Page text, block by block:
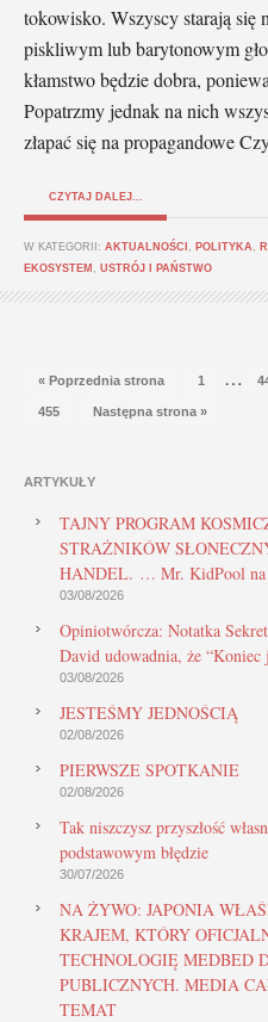
tokowisko. Wszyscy starają się
piskliwym lub barytonowym
kłamstwo będzie dobra,
Popatrzmy jednak na nich
złapać się na propagandowe
CZYTAJ DALEJ...
W KATEGORII: AKTUALNOŚCI POLITYKA
EKOSYSTEM
USTRÓJ I PAŃSTWO
« Poprzednia strona 1 …
455 Następna strona »
ARTYKUŁY
TAJNY PROGRAM
STRAŻNIKÓW
HANDEL. … Mr. KidPool na
03/08/2026
Opiniotwórcza: Notatka
David udowadnia, że “Koniec
03/08/2026
JESTEŚMY JEDNOŚCIĄ
02/08/2026
PIERWSZE SPOTKANIE
02/08/2026
Tak niszczysz przyszłość
podstawowym błędzie
30/07/2026
NA ŻYWO: JAPONIA
KRAJEM, KTÓRY
TECHNOLOGIĘ MEDBED
PUBLICZNYCH. MEDIA
TEMAT